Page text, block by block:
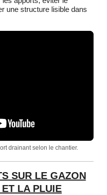
une structure lisible dans
drainant selon le chantier.
SUR LE GAZON
LA PLUIE